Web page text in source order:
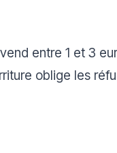
entre 1 et 3
oblige les